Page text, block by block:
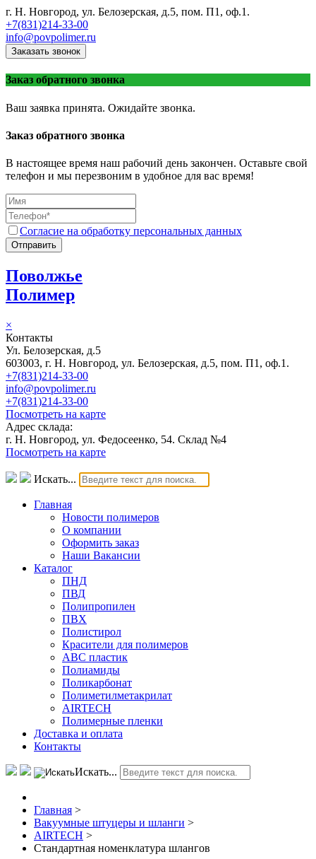
г. Н. Новгород, ул. Белозерская, д.5, пом. П1, оф.1.
+7(831)214-33-00
info@povpolimer.ru
Заказать звонок
Заказ обратного звонка
Ваш заявка принята. Ожидайте звонка.
Заказ обратного звонка
В настоящее время наш рабочий день закончен. Оставьте свой
телефон и мы перезвоним в удобное для вас время!
Согласие на обработку персональных данных
Отправить
Поволжье
Полимер
×
Контакты
Ул. Белозерская, д.5
603003, г. Н. Новгород, ул. Белозерская, д.5, пом. П1, оф.1.
+7(831)214-33-00
info@povpolimer.ru
+7(831)214-33-00
Посмотреть на карте
Адрес склада:
г. Н. Новгород, ул. Федосеенко, 54. Склад №4
Посмотреть на карте
Искать...
Главная
Новости полимеров
О компании
Оформить заказ
Наши Вакансии
Каталог
ПНД
ПВД
Полипропилен
ПВХ
Полистирол
Красители для полимеров
АВС пластик
Полиамиды
Поликарбонат
Полиметилметакрилат
AIRTECH
Полимерные пленки
Доставка и оплата
Контакты
Искать...
Главная >
Вакуумные штуцеры и шланги >
AIRTECH >
Стандартная номенклатура шлангов